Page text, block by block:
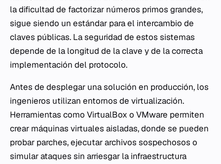
la dificultad de factorizar números primos grandes,
sigue siendo un estándar para el intercambio de
claves públicas. La seguridad de estos sistemas
depende de la longitud de la clave y de la correcta
implementación del protocolo.
Antes de desplegar una solución en producción, los
ingenieros utilizan entornos de virtualización.
Herramientas como VirtualBox o VMware permiten
crear máquinas virtuales aisladas, donde se pueden
probar parches, ejecutar archivos sospechosos o
simular ataques sin arriesgar la infraestructura